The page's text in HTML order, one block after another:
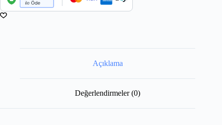
Açıklama
Değerlendirmeler (0)